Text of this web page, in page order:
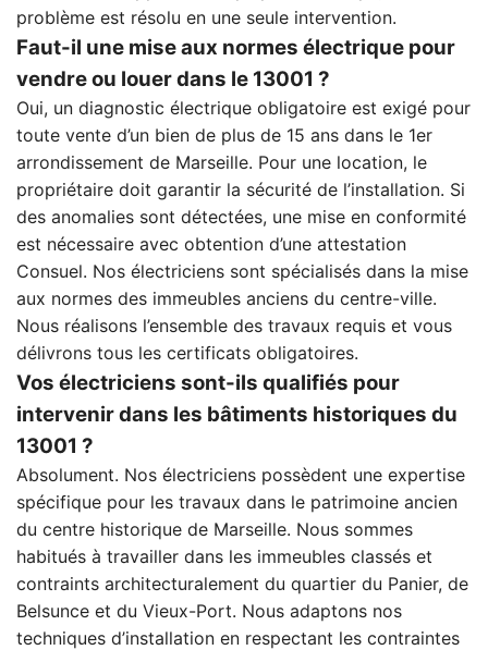
problème est résolu en une seule intervention.
Faut-il une mise aux normes électrique pour
vendre ou louer dans le 13001 ?
Oui, un diagnostic électrique obligatoire est exigé pour
toute vente d’un bien de plus de 15 ans dans le 1er
arrondissement de Marseille. Pour une location, le
propriétaire doit garantir la sécurité de l’installation. Si
des anomalies sont détectées, une mise en conformité
est nécessaire avec obtention d’une attestation
Consuel. Nos électriciens sont spécialisés dans la mise
aux normes des immeubles anciens du centre-ville.
Nous réalisons l’ensemble des travaux requis et vous
délivrons tous les certificats obligatoires.
Vos électriciens sont-ils qualifiés pour
intervenir dans les bâtiments historiques du
13001 ?
Absolument. Nos électriciens possèdent une expertise
spécifique pour les travaux dans le patrimoine ancien
du centre historique de Marseille. Nous sommes
habitués à travailler dans les immeubles classés et
contraints architecturalement du quartier du Panier, de
Belsunce et du Vieux-Port. Nous adaptons nos
techniques d’installation en respectant les contraintes